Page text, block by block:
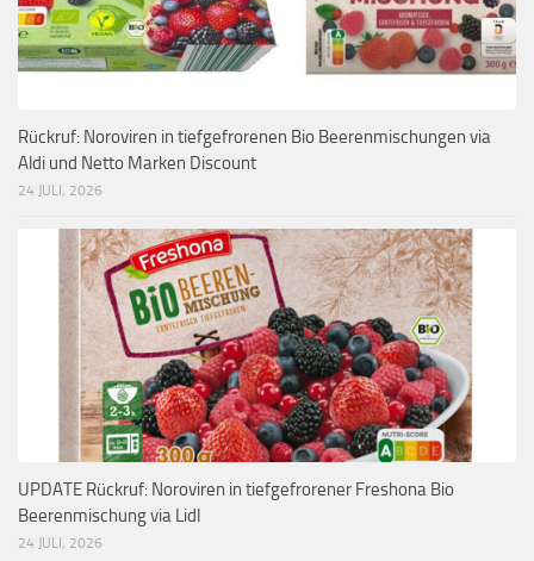
Rückruf: Noroviren in tiefgefrorenen Bio Beerenmischungen via
Aldi und Netto Marken Discount
24 JULI, 2026
UPDATE Rückruf: Noroviren in tiefgefrorener Freshona Bio
Beerenmischung via Lidl
24 JULI, 2026